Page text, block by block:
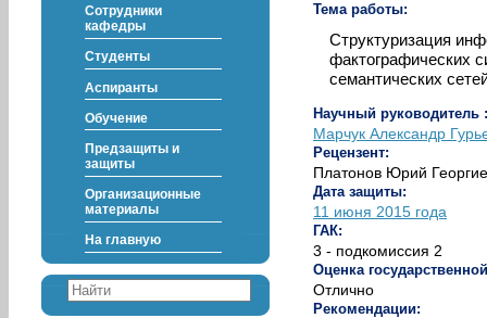
Тема работы:
Структуризация
фактографических
семантических
Научный руководитель
Марчук Александр
Рецензент:
Платонов Юрий
Дата защиты:
11 июня 2015 года
ГАК:
3 - подкомиссия 2
Оценка
Отлично
Рекомендации:
Сотрудники
кафедры
Студенты
Аспиранты
Обучение
Предзащиты и
защиты
Организационные
материалы
На главную